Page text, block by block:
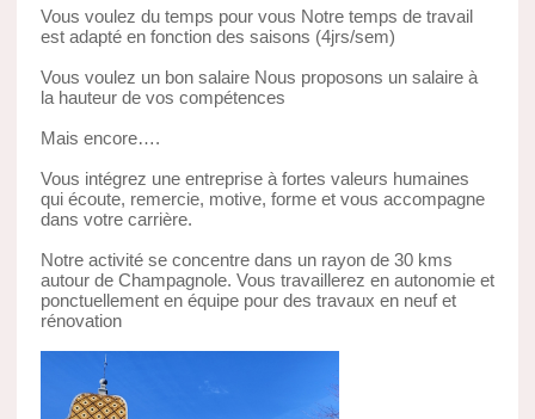
Vous voulez du temps pour vous Notre temps de travail
est adapté en fonction des saisons (4jrs/sem)
Vous voulez un bon salaire Nous proposons un salaire à
la hauteur de vos compétences
Mais encore….
Vous intégrez une entreprise à fortes valeurs humaines
qui écoute, remercie, motive, forme et vous accompagne
dans votre carrière.
Notre activité se concentre dans un rayon de 30 kms
autour de Champagnole. Vous travaillerez en autonomie et
ponctuellement en équipe pour des travaux en neuf et
rénovation